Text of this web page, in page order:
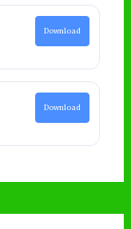
Download
Download